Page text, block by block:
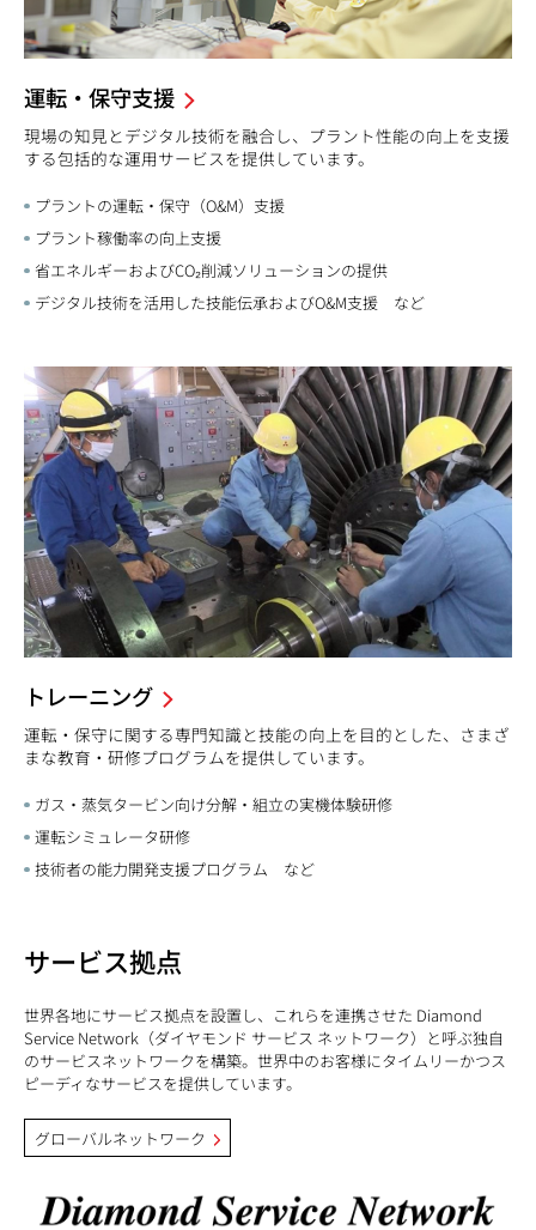
運転・保守支援
現場の知見とデジタル技術を融合し、プラント性能の向上を支援
する包括的な運用サービスを提供しています。
プラントの運転・保守（O&M）支援
プラント稼働率の向上支援
省エネルギーおよびCO₂削減ソリューションの提供
デジタル技術を活用した技能伝承およびO&M支援 など
トレーニング
運転・保守に関する専門知識と技能の向上を目的とした、さまざ
まな教育・研修プログラムを提供しています。
ガス・蒸気タービン向け分解・組立の実機体験研修
運転シミュレータ研修
技術者の能力開発支援プログラム など
サービス拠点
世界各地にサービス拠点を設置し、これらを連携させた Diamond
Service Network（ダイヤモンド サービス ネットワーク）と呼ぶ独自
のサービスネットワークを構築。世界中のお客様にタイムリーかつス
ピーディなサービスを提供しています。
グローバルネットワーク